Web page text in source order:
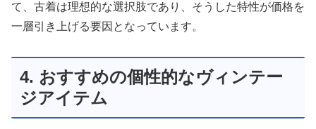
て、古着は理想的な選択肢であり、そうした特性が価格を
一層引き上げる要因となっています。
4. おすすめの個性的なヴィンテー
ジアイテム